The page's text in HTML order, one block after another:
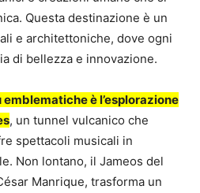
Questa destinazione è un
e architettoniche, dove ogni
di bellezza e innovazione.
è l’esplorazione
, un tunnel vulcanico che
spettacoli musicali in
Non lontano, il Jameos del
Manrique, trasforma un